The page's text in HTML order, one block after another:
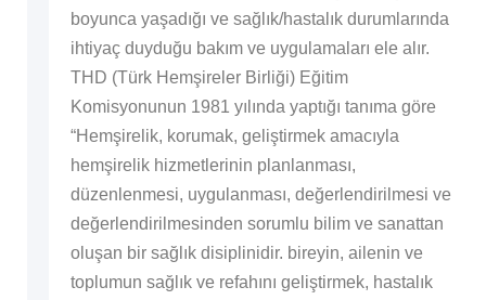
boyunca yaşadığı ve sağlık/hastalık durumlarında
ihtiyaç duyduğu bakım ve uygulamaları ele alır.
THD (Türk Hemşireler Birliği) Eğitim
Komisyonunun 1981 yılında yaptığı tanıma göre
“Hemşirelik, korumak, geliştirmek amacıyla
hemşirelik hizmetlerinin planlanması,
düzenlenmesi, uygulanması, değerlendirilmesi ve
değerlendirilmesinden sorumlu bilim ve sanattan
oluşan bir sağlık disiplinidir. bireyin, ailenin ve
toplumun sağlık ve refahını geliştirmek, hastalık